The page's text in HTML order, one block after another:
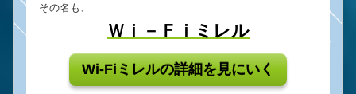
その名も、
Ｗｉ－Ｆｉミレル
Wi-Fiミレルの詳細を見にいく